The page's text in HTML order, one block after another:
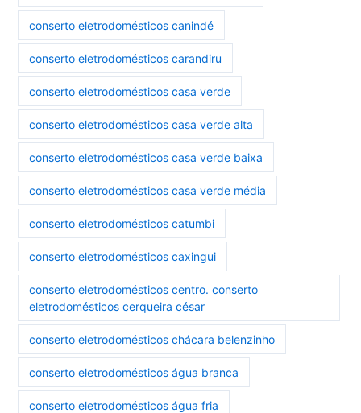
conserto eletrodomésticos canindé
conserto eletrodomésticos carandiru
conserto eletrodomésticos casa verde
conserto eletrodomésticos casa verde alta
conserto eletrodomésticos casa verde baixa
conserto eletrodomésticos casa verde média
conserto eletrodomésticos catumbi
conserto eletrodomésticos caxingui
conserto eletrodomésticos centro. conserto
eletrodomésticos cerqueira césar
conserto eletrodomésticos chácara belenzinho
conserto eletrodomésticos água branca
conserto eletrodomésticos água fria